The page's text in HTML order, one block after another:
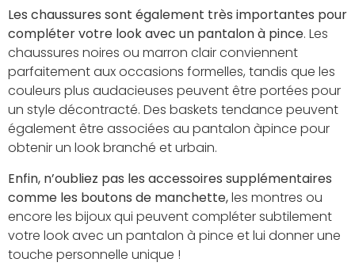
Les chaussures sont également très importantes pour
compléter votre look avec un pantalon à pince. Les
chaussures noires ou marron clair conviennent
parfaitement aux occasions formelles, tandis que les
couleurs plus audacieuses peuvent être portées pour
un style décontracté. Des baskets tendance peuvent
également être associées au pantalon àpince pour
obtenir un look branché et urbain.
Enfin, n’oubliez pas les accessoires supplémentaires
comme les boutons de manchette,les montres ou
encore les bijoux qui peuvent compléter subtilement
votre look avec un pantalon à pince et lui donner une
touche personnelle unique !